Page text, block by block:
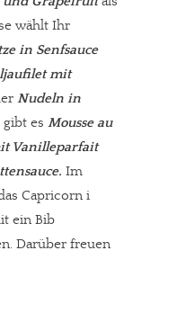
wählt Ihr
in Senfsauce
mit
Nudeln in
gibt es Mousse au
Vanilleparfait
Im
Capricorn i
ein Bib
Darüber freuen